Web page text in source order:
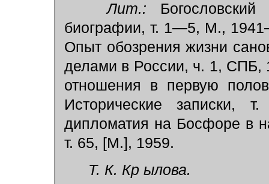
Лит.:
биографии, т. 1—5, М.,
Опыт обозрения жизни
делами в России, ч. 1, СПБ,
отношения в первую
Исторические
дипломатия на Босфоре в
т. 65, [М.], 1959.
Т. К. Кр ылова.